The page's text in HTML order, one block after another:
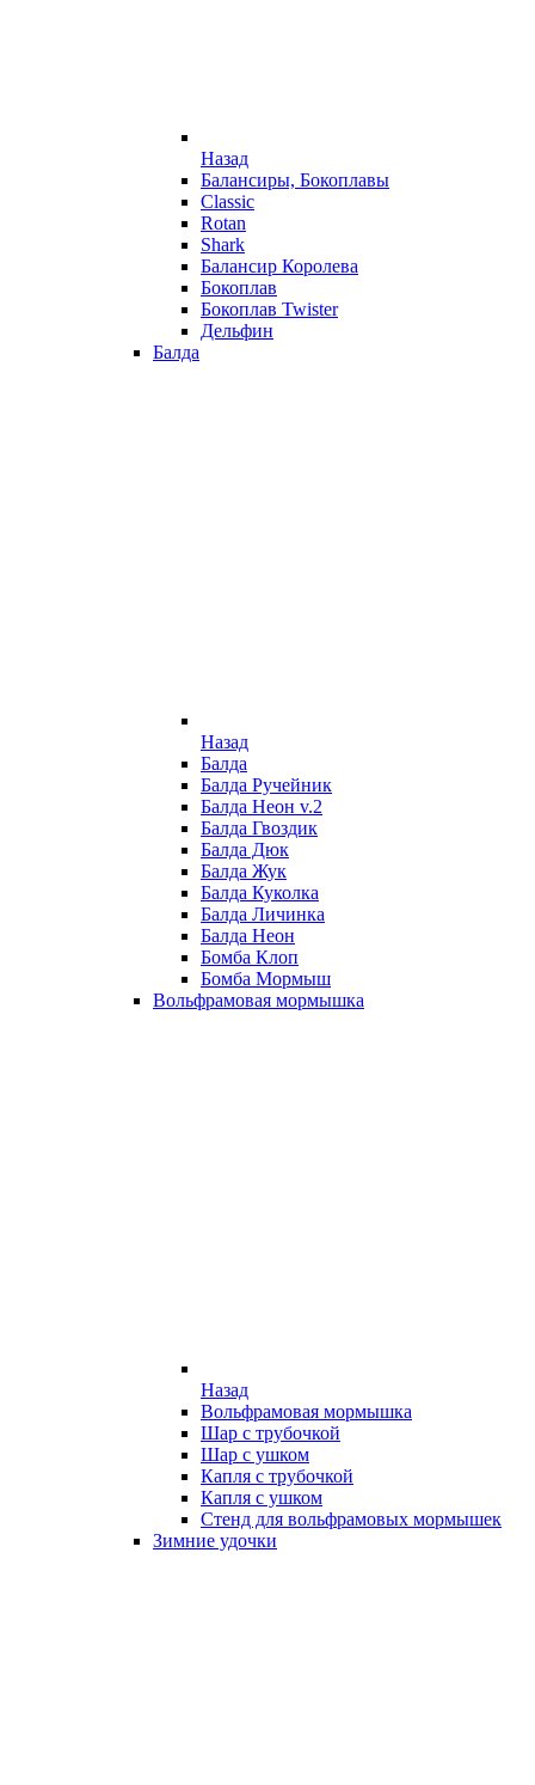
Назад
Балансиры, Бокоплавы
Classic
Rotan
Shark
Балансир Королева
Бокоплав
Бокоплав Twister
Дельфин
Балда
Назад
Балда
Балда Ручейник
Балда Неон v.2
Балда Гвоздик
Балда Дюк
Балда Жук
Балда Куколка
Балда Личинка
Балда Неон
Бомба Клоп
Бомба Мормыш
Вольфрамовая мормышка
Назад
Вольфрамовая мормышка
Шар с трубочкой
Шар с ушком
Капля с трубочкой
Капля с ушком
Стенд для вольфрамовых мормышек
Зимние удочки